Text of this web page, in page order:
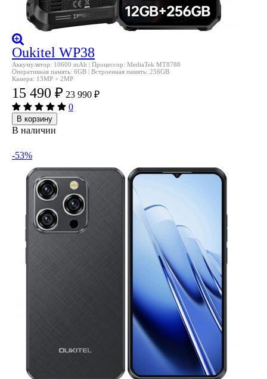
Oukitel WP38
Аккумулятор: 10600 mAh | Процессор: MediaTek MT8788
Оперативная память: 6GB | Встроенная память: 256GB
Камера: 13MP + 2MP
15 490 ₽ 23 990 ₽
0
В корзину
В наличии
-53%